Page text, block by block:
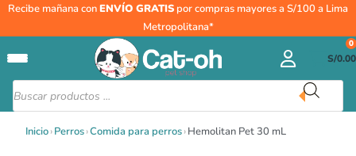
Recibe mañana conENVÍO GRATIS por compras mayores a S/100 a Lima
Metropolitana*
Búsqueda
de
productos
S/0.00
0
Inicio›Perros›Comida para perros›Hemolitan Pet 30 mL
Hemolitan
mL
cantidad